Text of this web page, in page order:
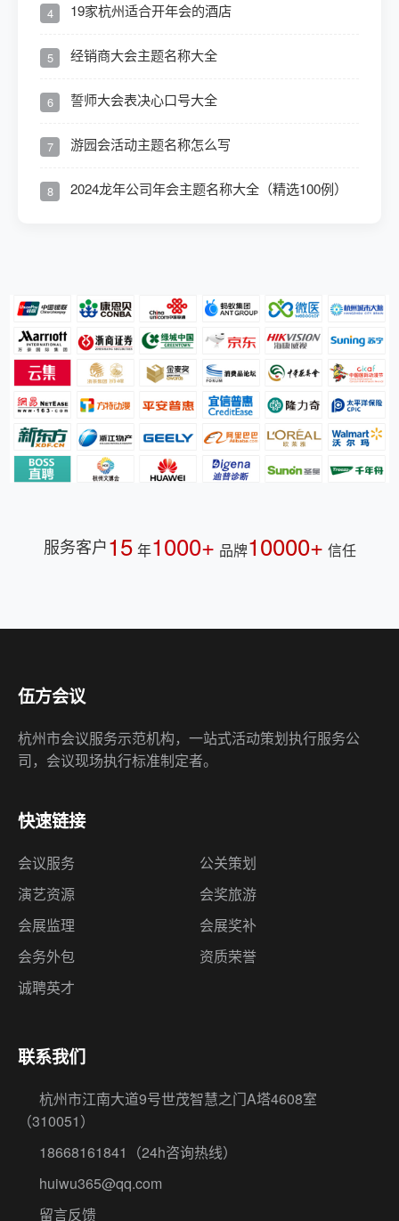
4 19家杭州适合开年会的酒店
5 经销商大会主题名称大全
6 誓师大会表决心口号大全
7 游园会活动主题名称怎么写
8 2024龙年公司年会主题名称大全（精选100例）
服务客户15 年1000+ 品牌10000+ 信任
伍方会议
杭州市会议服务示范机构，一站式活动策划执行服务公
司，会议现场执行标准制定者。
快速链接
会议服务
公关策划
演艺资源
会奖旅游
会展监理
会展奖补
会务外包
资质荣誉
诚聘英才
联系我们
杭州市江南大道9号世茂智慧之门A塔4608室
（310051）
18668161841
（24h咨询热线）
huiwu365@qq.com
留言反馈